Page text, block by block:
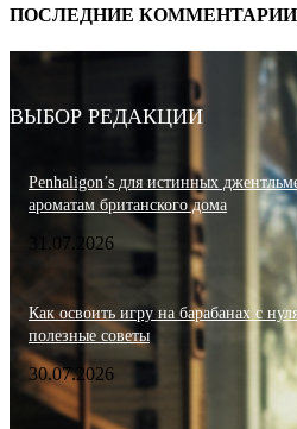
ПОСЛЕДНИЕ КОММЕНТАРИИ
ВЫБОР РЕДАКЦИИ
Penhaligon’s для истинных
ароматам британского дома
31.07.2026
Как освоить игру на барабанах с
полезные советы
30.07.2026